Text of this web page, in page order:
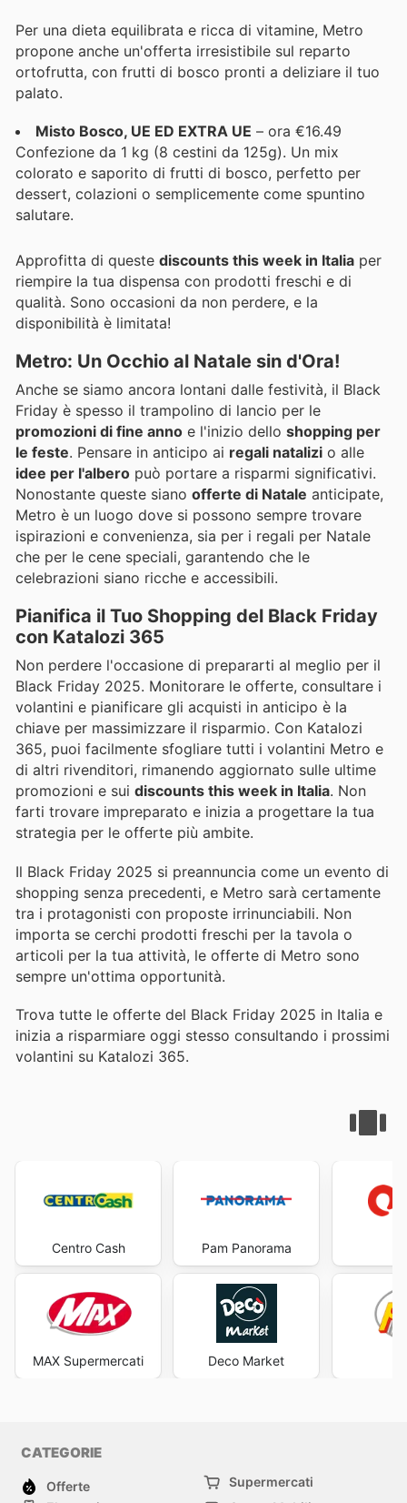
Per una dieta equilibrata e ricca di vitamine, Metro
propone anche un'offerta irresistibile sul reparto
ortofrutta, con frutti di bosco pronti a deliziare il tuo
palato.
Misto Bosco, UE ED EXTRA UE – ora €16.49
Confezione da 1 kg (8 cestini da 125g). Un mix
colorato e saporito di frutti di bosco, perfetto per
dessert, colazioni o semplicemente come spuntino
salutare.
Approfitta di queste discounts this week in Italia per
riempire la tua dispensa con prodotti freschi e di
qualità. Sono occasioni da non perdere, e la
disponibilità è limitata!
Metro: Un Occhio al Natale sin d'Ora!
Anche se siamo ancora lontani dalle festività, il Black
Friday è spesso il trampolino di lancio per le
promozioni di fine anno e l'inizio dello shopping per
le feste. Pensare in anticipo ai regali natalizi o alle
idee per l'albero può portare a risparmi significativi.
Nonostante queste siano offerte di Natale anticipate,
Metro è un luogo dove si possono sempre trovare
ispirazioni e convenienza, sia per i regali per Natale
che per le cene speciali, garantendo che le
celebrazioni siano ricche e accessibili.
Pianifica il Tuo Shopping del Black Friday
con Katalozi 365
Non perdere l'occasione di prepararti al meglio per il
Black Friday 2025. Monitorare le offerte, consultare i
volantini e pianificare gli acquisti in anticipo è la
chiave per massimizzare il risparmio. Con Katalozi
365, puoi facilmente sfogliare tutti i volantini Metro e
di altri rivenditori, rimanendo aggiornato sulle ultime
promozioni e sui discounts this week in Italia. Non
farti trovare impreparato e inizia a progettare la tua
strategia per le offerte più ambite.
Il Black Friday 2025 si preannuncia come un evento di
shopping senza precedenti, e Metro sarà certamente
tra i protagonisti con proposte irrinunciabili. Non
importa se cerchi prodotti freschi per la tavola o
articoli per la tua attività, le offerte di Metro sono
sempre un'ottima opportunità.
Trova tutte le offerte del Black Friday 2025 in Italia e
inizia a risparmiare oggi stesso consultando i prossimi
volantini su Katalozi 365.
Centro Cash
MAX Supermercati
Pam Panorama
Deco Market
CATEGORIE
Offerte
Supermercati